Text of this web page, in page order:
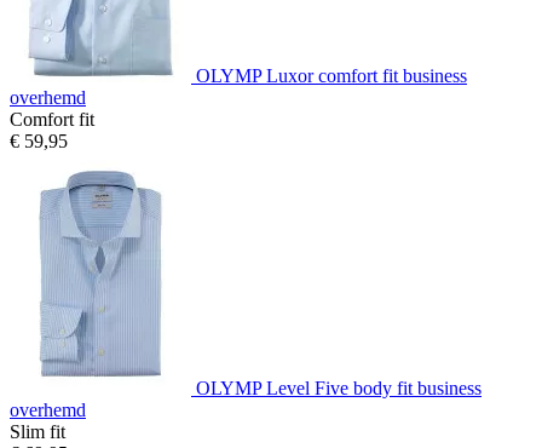
OLYMP Luxor comfort fit business
overhemd
Comfort fit
€ 59,95
OLYMP Level Five body fit business
overhemd
Slim fit